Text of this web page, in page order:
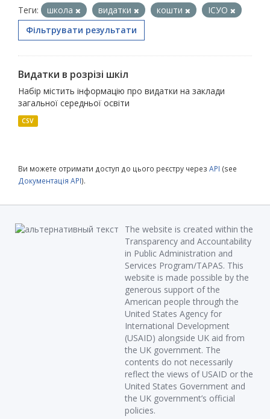
Теги:
школа видатки кошти
ІСУО
Фільтрувати результати
Видатки в розрізі шкіл
Набір містить інформацію про видатки на заклади
загальної середньої освіти
CSV
Ви можете отримати доступ до цього реєстру через API (see
Документація API).
The website is created within the
Transparency and Accountability
in Public Administration and
Services Program/TAPAS. This
website is made possible by the
generous support of the
American people through the
United States Agency for
International Development
(USAID) alongside UK aid from
the UK government. The
contents do not necessarily
reflect the views of USAID or the
United States Government and
the UK government’s official
policies.